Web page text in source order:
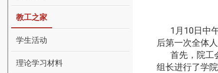
教工之家
学生活动
理论学习材料
1 月 10日中
后第一次全体
首先，院工
组长进行了学